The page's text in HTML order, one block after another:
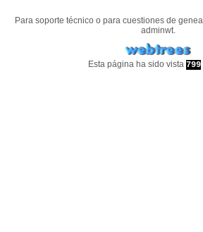
Para soporte técnico o para cuestiones de
adminwt.
Esta página ha sido vista 799